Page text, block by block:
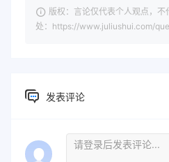
版权：言论仅代表个人观点，
处：https://www.juliushui.com/
发表评论